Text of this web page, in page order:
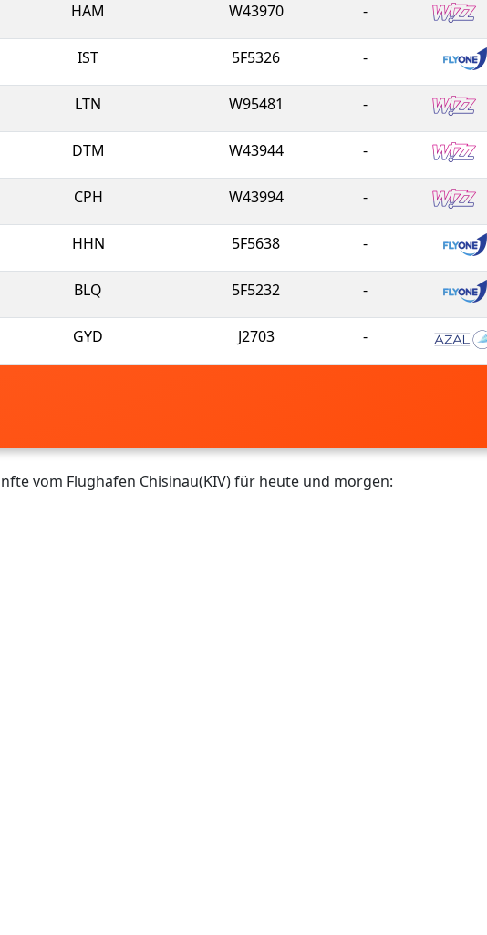
HAM W43970 -
IST 5F5326 -
LTN W95481 -
DTM W43944 -
CPH W43994 -
HHN 5F5638 -
BLQ 5F5232 -
GYD J2703 -
vom Flughafen Chisinau(KIV) für heute und morgen: